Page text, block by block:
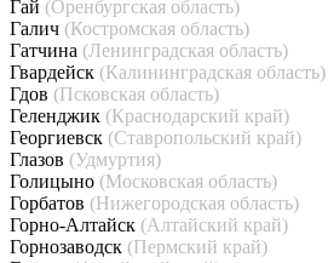
Гай (Оренбургская область)
Галич (Костромская область)
Гатчина (Ленинградская область)
Гвардейск (Калининградская область)
Гдов (Псковская область)
Геленджик (Краснодарский край)
Георгиевск (Ставропольский край)
Глазов (Удмуртия)
Голицыно (Московская область)
Горбатов (Нижегородская область)
Горно-Алтайск (Алтайский край)
Горнозаводск (Пермский край)